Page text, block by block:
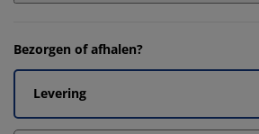
Bezorgen of afhalen?
Levering